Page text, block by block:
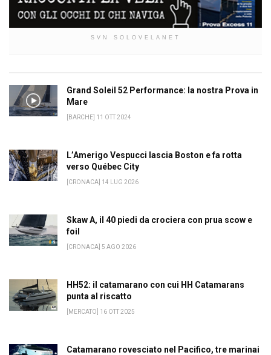
SVN SOLOVELANET
Grand Soleil 52 Performance: la nostra Prova in
Mare
[BARCHE] 11 OTT 2024
L’Amerigo Vespucci lascia Boston e fa rotta
verso Québec City
[CRONACA] 14 LUG 2026
Skaw A, il 40 piedi da crociera con prua scow e
foil
[CRONACA] 5 AGO 2026
HH52: il catamarano con cui HH Catamarans
punta al riscatto
[MERCATO] 16 OTT 2025
Catamarano rovesciato nel Pacifico, tre marinai